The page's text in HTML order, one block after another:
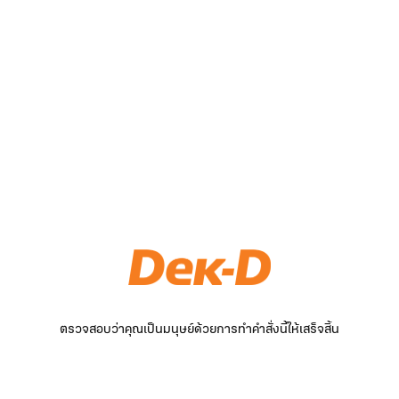
ตรวจสอบว่าคุณเป็นมนุษย์ด้วยการทำคำสั่งนี้ให้เสร็จสิ้น